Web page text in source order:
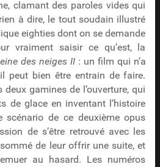
clamant des paroles vides qui
à dire, le tout soudain illustré
eighties dont on se demande
vraiment saisir ce qu’est, la
des neiges II: un film qui n’a
peut bien être entrain de faire.
gamines de l’ouverture, qui
de glace en inventant l’histoire
de ce deuxième opus
de s’être retrouvé avec les
de leur offrir une suite, et
au hasard. Les numéros